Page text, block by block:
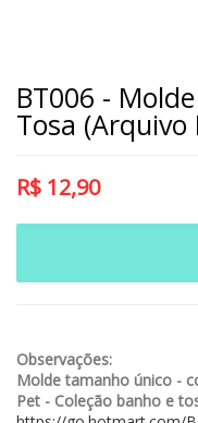
BT006 -
Tosa (Arquivo
R$ 12,90
Observações:
Molde tamanho único -
Pet - Coleção banho e